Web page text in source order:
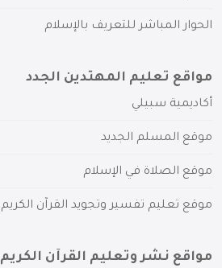
الحوار المباشر للتعريف بالإسلام
مواقع تعليم المهتدين الجدد
أكاديمية سبيلي
موقع المسلم الجديد
موقع الصلاة في الإسلام
موقع تعليم تفسير وتجويد القرآن الكريم
مواقع نشر وتعليم القرآن الكريم